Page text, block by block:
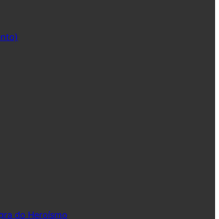
do Heroísmo